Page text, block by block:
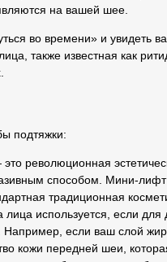
на вашей шее.
во времени» и увидеть
также известная как
подтяжки:
революционная
способом. Мини-лифт
традиционная
лица используется, если
если ваш слой
кожи передней шеи,